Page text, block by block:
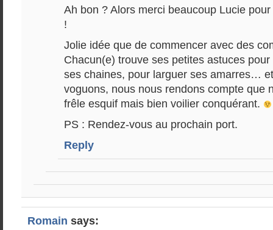
Ah bon ? Alors merci beaucoup Lucie
!
Jolie idée que de commencer avec des
Chacun(e) trouve ses petites astuces
ses chaines, pour larguer ses amarres…
voguons, nous nous rendons compte que
frêle esquif mais bien voilier conquérant.
PS : Rendez-vous au prochain port.
Reply
Romain says: